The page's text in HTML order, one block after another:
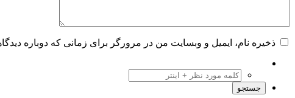
ذخیره نام، ایمیل و وبسایت من در مرورگر برای زمانی که دوباره